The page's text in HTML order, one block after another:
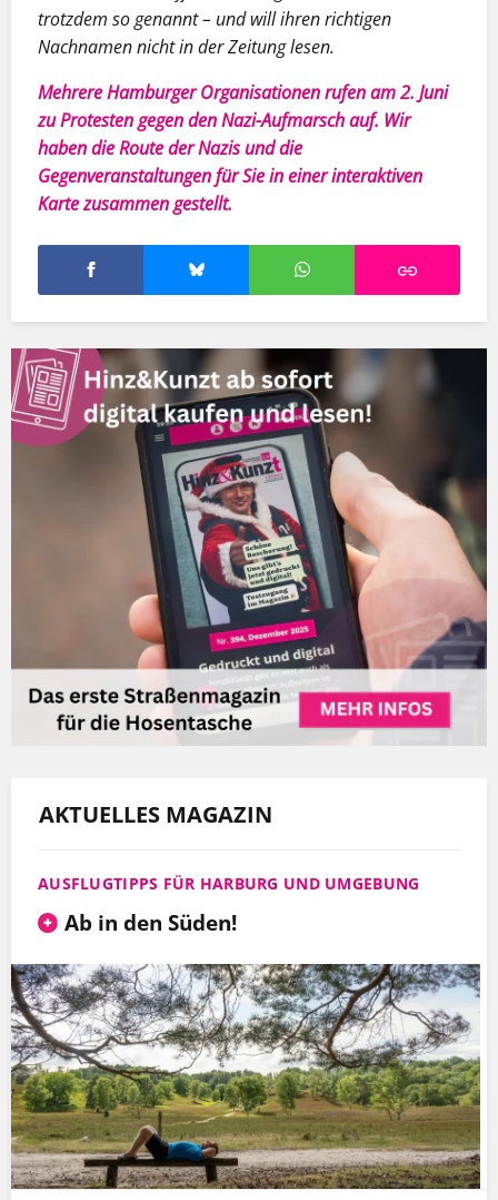
trotzdem so genannt – und will ihren richtigen
Nachnamen nicht in der Zeitung lesen.
Mehrere Hamburger Organisationen rufen am 2. Juni
zu Protesten gegen den Nazi-Aufmarsch auf. Wir
haben die Route der Nazis und die
Gegenveranstaltungen für Sie in einer interaktiven
Karte zusammen gestellt.
AKTUELLES MAGAZIN
AUSFLUGTIPPS FÜR HARBURG UND UMGEBUNG
Ab in den Süden!